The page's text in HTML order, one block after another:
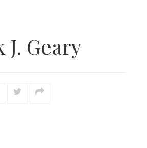
Geary